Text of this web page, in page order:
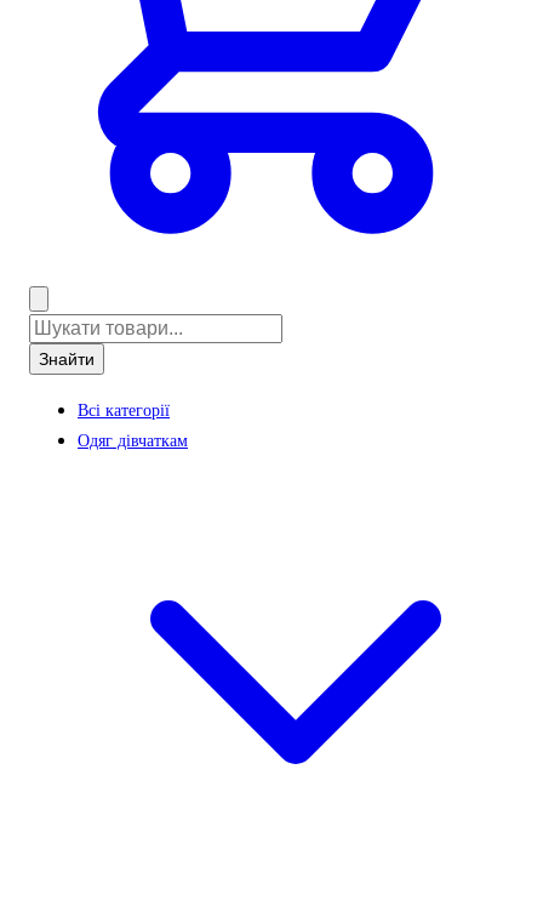
Знайти
Всі категорії
Одяг дівчаткам